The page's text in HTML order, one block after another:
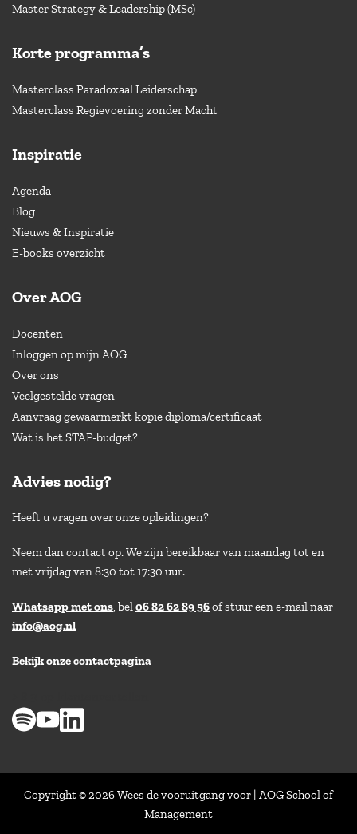
Master Strategy & Leadership (MSc)
Korte programma’s
Masterclass Paradoxaal Leiderschap
Masterclass Regievoering zonder Macht
Inspiratie
Agenda
Blog
Nieuws & Inspiratie
E-books overzicht
Over AOG
Docenten
Inloggen op mijn AOG
Over ons
Veelgestelde vragen
Aanvraag gewaarmerkt kopie diploma/certificaat
Wat is het STAP-budget?
Advies nodig?
Heeft u vragen over onze opleidingen?
Neem dan contact op. We zijn bereikbaar van maandag tot en
met vrijdag van 8:30 tot 17:30 uur.
Whatsapp met ons , bel 06 82 62 89 56of stuur een e-mail naar
info@aog.nl
Bekijk onze contactpagina
Copyright © 2026 Wees de vooruitgang voor | AOG School of
Management